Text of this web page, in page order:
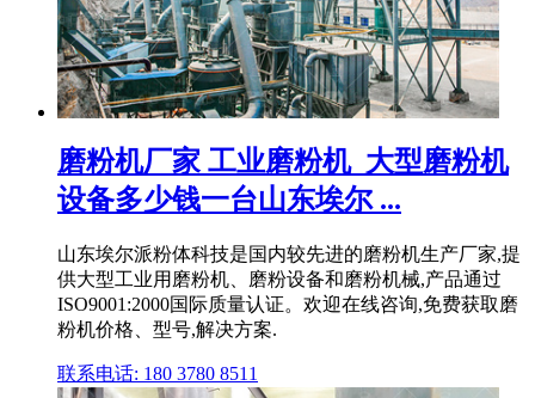
磨粉机厂家 工业磨粉机_大型磨粉机
设备多少钱一台山东埃尔 ...
山东埃尔派粉体科技是国内较先进的磨粉机生产厂家,提
供大型工业用磨粉机、磨粉设备和磨粉机械,产品通过
ISO9001:2000国际质量认证。欢迎在线咨询,免费获取磨
粉机价格、型号,解决方案.
联系电话: 180 3780 8511